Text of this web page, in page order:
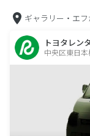
ギャラリー・エフ
トヨタレン
中央区東日本